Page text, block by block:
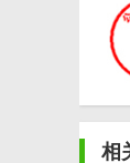
相